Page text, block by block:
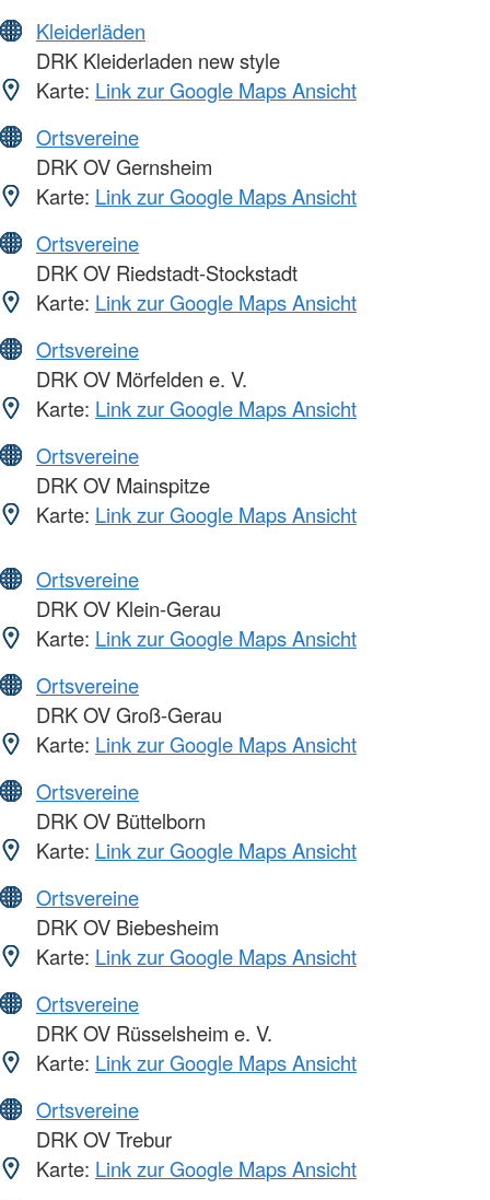
Kleiderläden
DRK Kleiderladen new style
Karte: Link zur Google Maps Ansicht
Ortsvereine
DRK OV Gernsheim
Karte: Link zur Google Maps Ansicht
Ortsvereine
DRK OV Riedstadt-Stockstadt
Karte: Link zur Google Maps Ansicht
Ortsvereine
DRK OV Mörfelden e. V.
Karte: Link zur Google Maps Ansicht
Ortsvereine
DRK OV Mainspitze
Karte: Link zur Google Maps Ansicht
Ortsvereine
DRK OV Klein-Gerau
Karte: Link zur Google Maps Ansicht
Ortsvereine
DRK OV Groß-Gerau
Karte: Link zur Google Maps Ansicht
Ortsvereine
DRK OV Büttelborn
Karte: Link zur Google Maps Ansicht
Ortsvereine
DRK OV Biebesheim
Karte: Link zur Google Maps Ansicht
Ortsvereine
DRK OV Rüsselsheim e. V.
Karte: Link zur Google Maps Ansicht
Ortsvereine
DRK OV Trebur
Karte: Link zur Google Maps Ansicht